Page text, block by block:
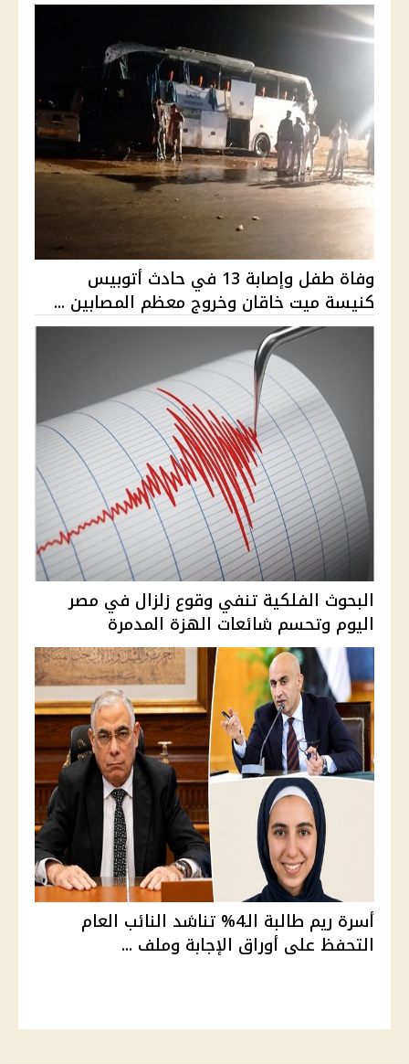
وفاة طفل وإصابة 13 في حادث أتوبيس
كنيسة ميت خاقان وخروج معظم المصابين ...
البحوث الفلكية تنفي وقوع زلزال في مصر
اليوم وتحسم شائعات الهزة المدمرة
أسرة ريم طالبة الـ4% تناشد النائب العام
التحفظ على أوراق الإجابة وملف ...